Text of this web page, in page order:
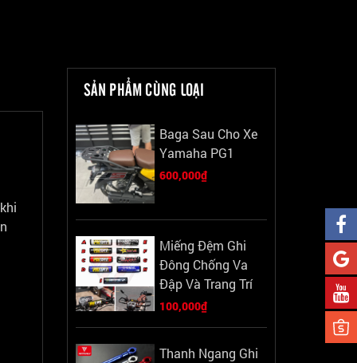
SẢN PHẨM CÙNG LOẠI
Baga Sau Cho Xe
Yamaha PG1
600,000₫
Miếng Đệm Ghi
Đông Chống Va
Đập Và Trang Trí
100,000₫
Thanh Ngang Ghi